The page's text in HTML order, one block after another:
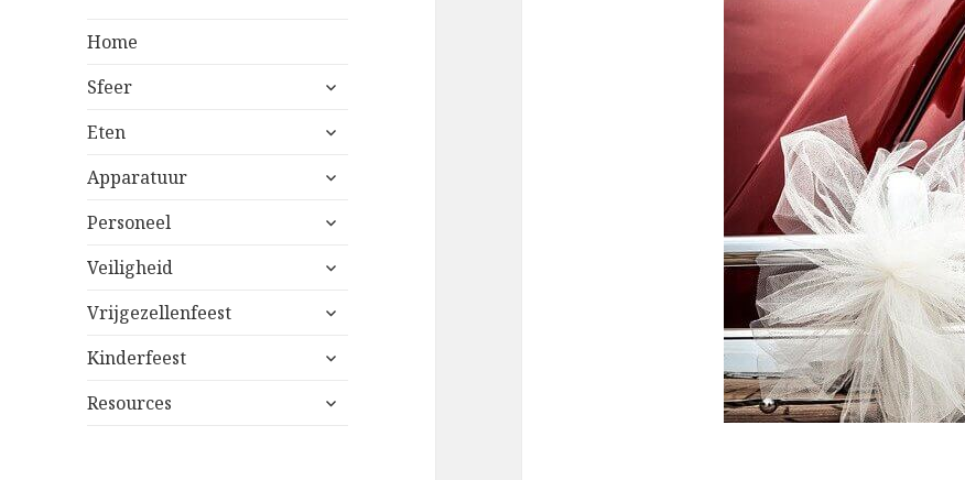
Home
Sfeer
alles
Eten
alles
Apparatuur
alles
Personeel
alles
Veiligheid
alles
Vrijgezellenfeest
alles
Kinderfeest
alles
Resources
alles